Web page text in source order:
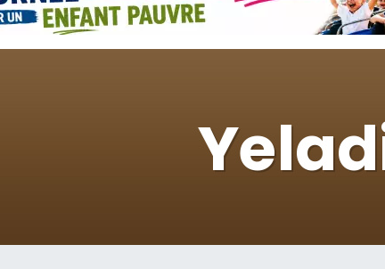
4 personnes viennent de nous rejoindre sur WhatsApp
3 personnes viennent de nous rejoindre sur WhatsApp
13 personnes viennent de demander une bénédiction
Il reste 49 places pour étudier en groupe sur Zoom